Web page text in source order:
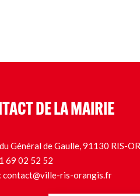
DE LA MAIRIE
Général de Gaulle, 91130 RIS-
69 02 52 52
contact@ville-ris-orangis.fr